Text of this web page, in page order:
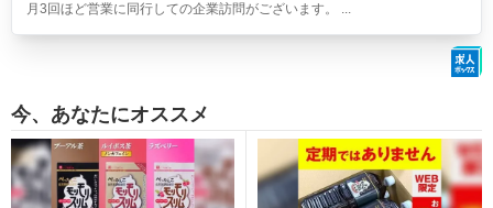
月3回ほど営業に同行しての企業訪問がございます。 ...
今、あなたにオススメ